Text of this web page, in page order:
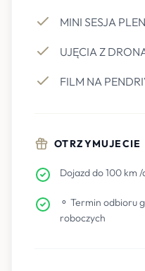
MINI SESJA
UJĘCIA Z
FILM NA
OTRZYMUJECIE
Dojazd do 100 km
⚬ Termin odbioru
roboczych